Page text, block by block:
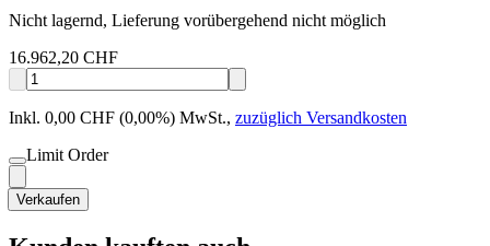
Nicht lagernd, Lieferung vorübergehend nicht möglich
16.962,20 CHF
Inkl. 0,00 CHF (0,00%) MwSt., zuzüglich Versandkosten
Limit Order
Verkaufen